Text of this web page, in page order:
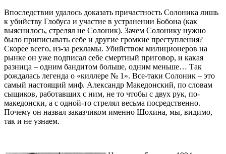
Впоследствии удалось доказать причастность Солоника лишь
к убийству Глобуса и участие в устранении Бобона (как
выяснилось, стрелял не Солоник). Зачем Солонику нужно
было приписывать себе и другие громкие преступления?
Скорее всего, из-за рекламы. Убийством милиционеров на
рынке он уже подписал себе смертный приговор, и какая
разница – одним бандитом больше, одним меньше… Так
рождалась легенда о «киллере № 1». Все-таки Солоник – это
самый настоящий миф. Александр Македонский, по словам
сыщиков, работавших с ним, не то чтобы с двух рук, по-
македонски, а с одной-то стрелял весьма посредственно.
Почему он назвал заказчиком именно Шохина, мы, видимо,
так и не узнаем.